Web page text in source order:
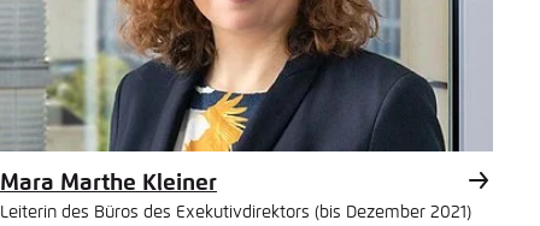
Mara Marthe Kleiner
Leiterin des Büros des Exekutivdirektors (bis Dezember 2021)